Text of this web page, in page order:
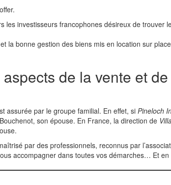
les investisseurs francophones désireux de trouver
la bonne gestion des biens mis en location sur
de la vente et
assurée par le groupe familial. En effet, si Pineloch
son épouse. En France, la direction de
par des professionnels, reconnus par
accompagner dans toutes vos démarches… Et